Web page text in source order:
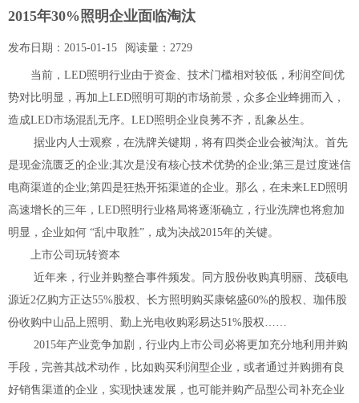
2015年30%照明企业面临淘汰
发布日期： 2015-01-15 阅读量： 2729
当前，LED照明行业由于资金、技术门槛相对较低，利润空间优
势对比明显，再加上LED照明可期的市场前景，众多企业蜂拥而入，
造成LED市场混乱无序。LED照明企业良莠不齐，乱象丛生。
据业内人士观察，在洗牌关键期，将有四类企业会被淘汰。首先
是现金流匮乏的企业;其次是没有核心技术优势的企业;第三是过度迷信
电商渠道的企业;第四是狂热开拓渠道的企业。那么，在未来LED照明
高速增长的三年，LED照明行业格局将逐渐确立，行业洗牌也将愈加
明显，企业如何 “乱中取胜”，成为决战2015年的关键。
上市公司玩转资本
近年来，行业并购整合事件频发。同方股份收购真明丽、茂硕电
源近2亿购方正达55%股权、长方照明购买康铭盛60%的股权、珈伟股
份收购中山品上照明、勤上光电收购彩易达51%股权……
2015年产业竞争加剧，行业内上市公司必将更加充分地利用并购
手段，完善其战术动作，比如购买利润型企业，或者通过并购拥有良
好销售渠道的企业，实现快速发展，也可能并购产品型公司补充企业